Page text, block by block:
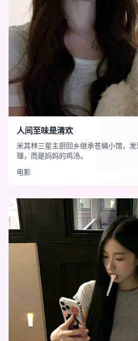
人间至味是清欢
米其林三星主厨回乡继承苍蝇小馆，
理，而是妈妈的鸡汤。
电影